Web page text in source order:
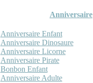
Anniversaire
Anniversaire Enfant
Anniversaire Dinosaure
Anniversaire Licorne
Anniversaire Pirate
Bonbon Enfant
Anniversaire Adulte